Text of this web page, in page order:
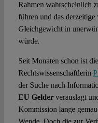
Rahmen wahrscheinlich
führen und das derzeitige
Gleichgewicht in
würde.
Seit Monaten schon ist
Rechtswissenschaftlerin
der Suche nach
EU Gelderverauslagt
Kommission lange
Wende. Doch die zur